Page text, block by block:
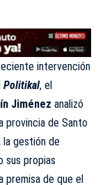
intervención
Politikal, el
Jiménez analizó
provincia de Santo
la gestión de
sus propias
premisa de que el